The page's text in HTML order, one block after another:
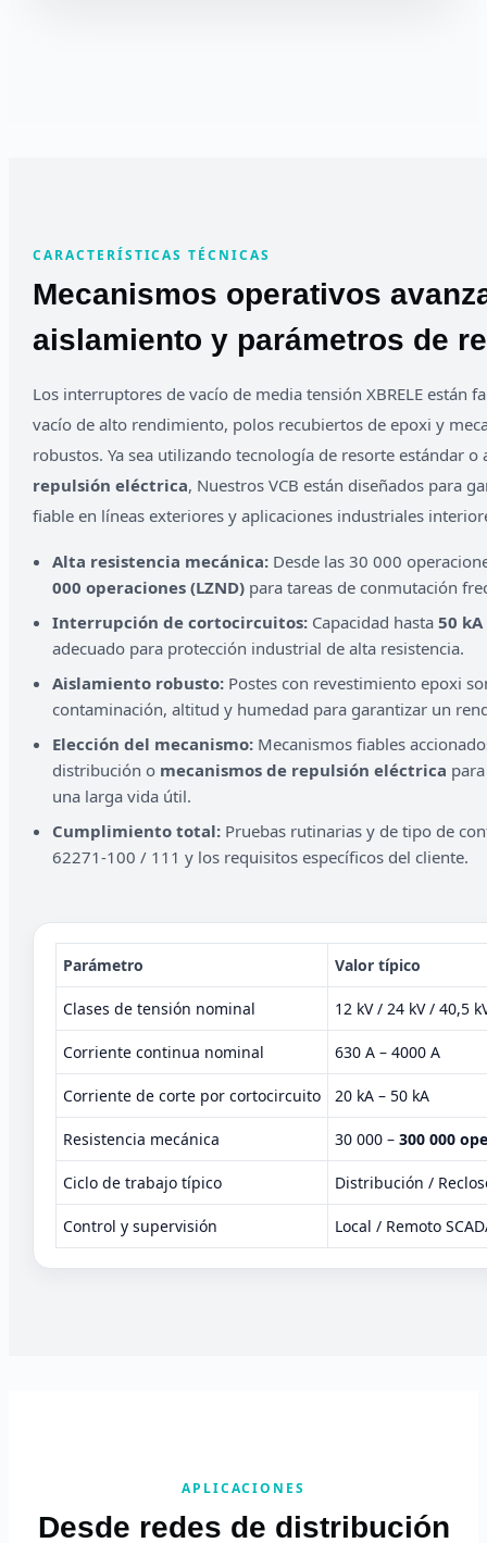
CARACTERÍSTICAS TÉCNICAS
Mecanismos operativos
aislamiento y parámetros de
Los interruptores de vacío de media tensión XBRELE están
vacío de alto rendimiento, polos recubiertos de epoxi y
robustos. Ya sea utilizando tecnología de resorte estándar o
repulsión eléctrica, Nuestros VCB están diseñados para
fiable en líneas exteriores y aplicaciones industriales
Alta resistencia mecánica: Desde las 30 000
000 operaciones (LZND) para tareas de conmutación
Interrupción de cortocircuitos: Capacidad hasta50 kA
adecuado para protección industrial de alta resistencia.
Aislamiento robusto: Postes con revestimiento epoxi
contaminación, altitud y humedad para garantizar un
Elección del mecanismo: Mecanismos fiables
distribución o mecanismos de repulsión eléctrica
una larga vida útil.
Cumplimiento total: Pruebas rutinarias y de tipo de
62271-100 / 111 y los requisitos específicos del cliente.
Parámetro Valor típico
Clases de tensión nominal 12 kV / 24 kV / 40,5
Corriente continua nominal 630 A – 4000 A
Corriente de corte por cortocircuito 20 kA – 50 kA
Resistencia mecánica 30 000 –300 000
Ciclo de trabajo típico Distribución /
Control y supervisión Local / Remoto
APLICACIONES
Desde redes de distribución